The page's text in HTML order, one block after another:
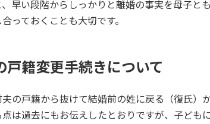
早い段階からしっかりと離婚の事実を母子と
っておくことも大切です。
戸籍変更手続きについて
の戸籍から抜けて結婚前の姓に戻る（復氏）
は過去にもお伝えしたとおりですが、子ども